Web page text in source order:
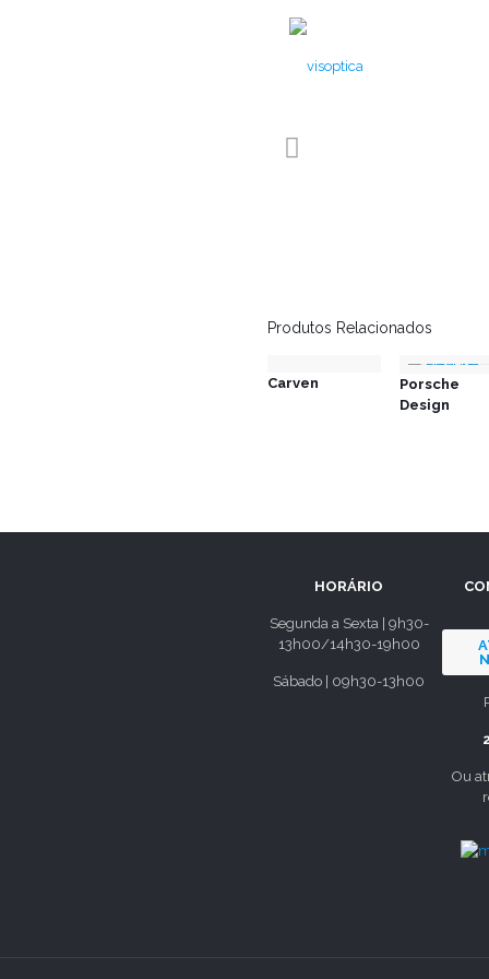
Produtos Relacionados
Carven
Porsche
Design
HORÁRIO
Segunda a Sexta | 9h30-
13h00/14h30-19h00
Sábado | 09h30-13h00
Ou